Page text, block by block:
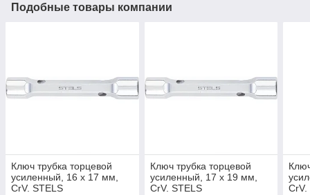
Подобные товары компании
Ключ трубка торцевой
усиленный, 16 х 17 мм,
CrV. STELS
Ключ трубка торцевой
усиленный, 17 х 19 мм,
CrV. STELS
CrV.